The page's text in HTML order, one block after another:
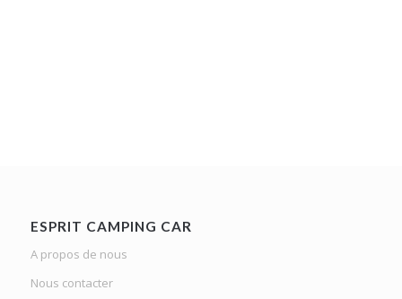
ESPRIT CAMPING CAR
A propos de nous
Nous contacter